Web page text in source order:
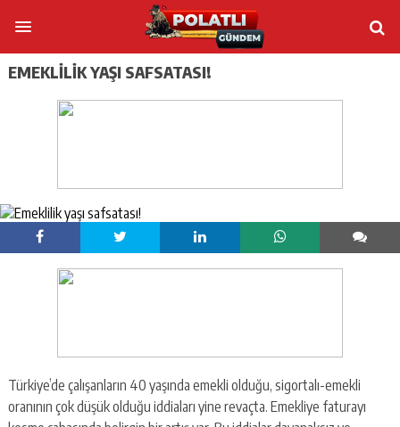
EMEKLILIK YAŞI SAFSATASI!
Türkiye’de çalışanların 40 yaşında emekli olduğu, sigortalı-emekli
oranının çok düşük olduğu iddiaları yine revaçta. Emekliye faturayı